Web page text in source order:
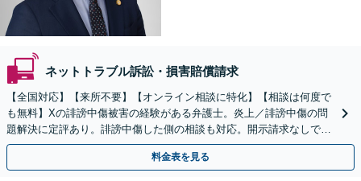
ネットトラブル訴訟・損害賠償請求
【全国対応】【来所不要】【オンライン相談に特化】【相談は何度で
も無料】Xの誹謗中傷被害の経験がある弁護士。炎上／誹謗中傷の問
題解決に定評あり。誹謗中傷した側の相談も対応。開示請求なしで本
人の特定ができる場合もあり。
料金表を見る